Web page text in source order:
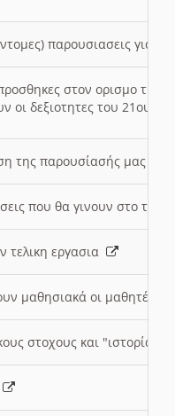
παρουσιασεις για
στον ορισμο
οι δεξιοτητες του 21ου
της παρουσίασής μας
που θα γινουν στο
εργασια
μαθησιακά οι μαθητές/
στοχους και "ιστορία"